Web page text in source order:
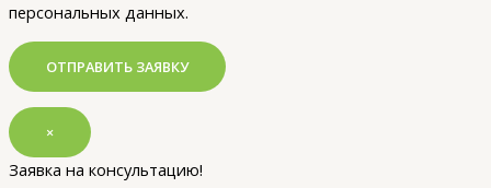
персональных данных.
×
Заявка на консультацию!